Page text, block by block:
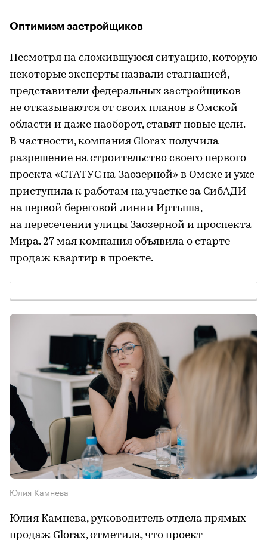
Оптимизм застройщиков
Несмотря на сложившуюся ситуацию, которую
некоторые эксперты назвали стагнацией,
представители федеральных застройщиков
не отказываются от своих планов в Омской
области и даже наоборот, ставят новые цели.
В частности, компания Glorax получила
разрешение на строительство своего первого
проекта «СТАТУС на Заозерной» в Омске и уже
приступила к работам на участке за СибАДИ
на первой береговой линии Иртыша,
на пересечении улицы Заозерной и проспекта
Мира. 27 мая компания объявила о старте
продаж квартир в проекте.
Юлия Камнева
Юлия Камнева, руководитель отдела прямых
продаж Glorax, отметила, что проект